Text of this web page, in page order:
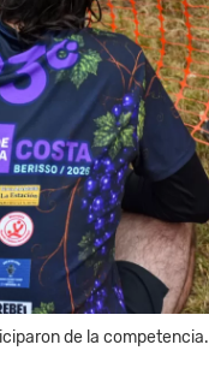
de la competencia.